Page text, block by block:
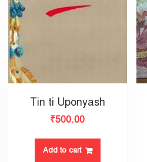
Tin ti Uponyash
₹500.00
Add to cart